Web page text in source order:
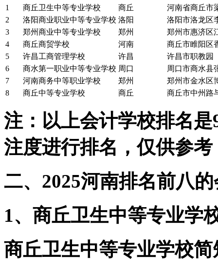
1
商丘卫生中等专业学校 商丘
河南省商丘市
2
洛阳商业职业中等专业学校 洛阳
洛阳市洛龙区
3
郑州商业中等专业学校 郑州
郑州市惠济区
4
商丘商贸学校 河南
商丘市睢阳区
5
许昌工商管理学校 许昌
许昌市职教园
6
商水第一职业中等专业学校 周口
周口市商水县
7
河南商务中等职业学校 郑州
郑州市金水区
8
商丘中等专业学校 商丘 商丘市中州路
注：以上会计学校排名
注度进行排名，仅供参考
二、2025河南排名前八
1、商丘卫生中等专业学
商丘卫生中等专业学校简